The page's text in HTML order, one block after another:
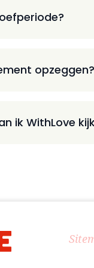
opzeggen?
ik WithLove